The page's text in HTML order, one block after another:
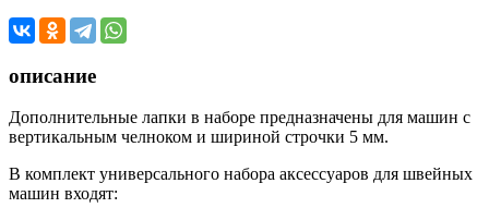
описание
Дополнительные лапки в наборе предназначены для машин с
вертикальным челноком и шириной строчки 5 мм.
В комплект универсального набора аксессуаров для швейных
машин входят: